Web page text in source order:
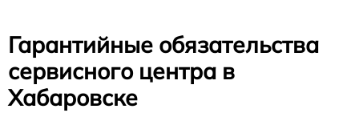
Гарантийные обязательства
сервисного центра в
Хабаровске